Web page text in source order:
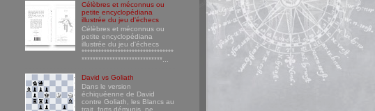
Célèbres et méconnus ou
petite encyclopédiana
illustrée du jeu d'échecs
Célèbres et méconnus ou
petite encyclopédiana
illustrée du jeu d'échecs
*********************************
*****************************...
David vs Goliath
Dans le version
échiquéenne de David
contre Goliath, les Blancs au
trait, forts démunis, ne